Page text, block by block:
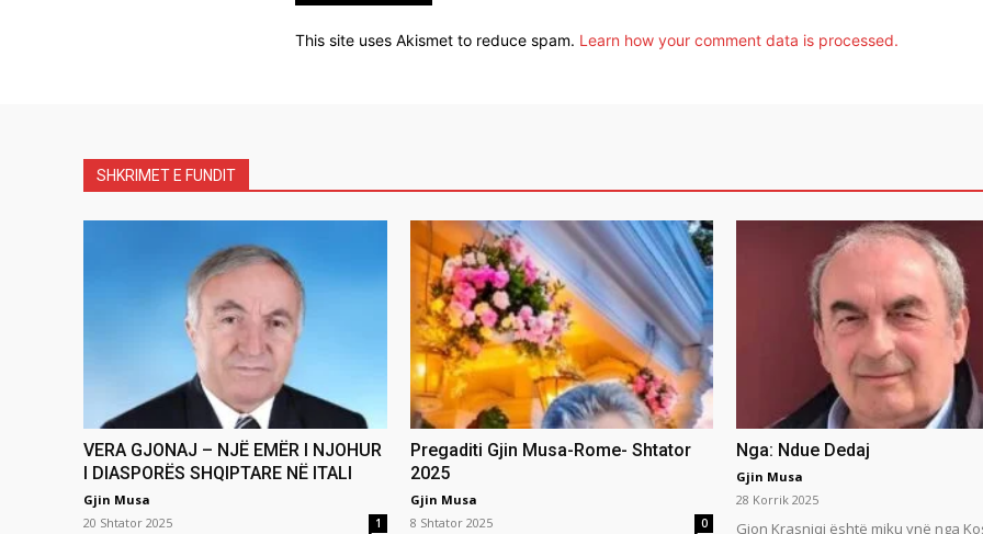
This site uses Akismet to reduce spam. Learn how your comment data is processed.
SHKRIMET E FUNDIT
VERA GJONAJ – NJË EMËR I NJOHUR
I DIASPORËS SHQIPTARE NË ITALI
Gjin Musa
20 Shtator 2025
1
Pregaditi Gjin Musa-Rome- Shtator
2025
Gjin Musa
8 Shtator 2025
0
Nga: Ndue Dedaj
Gjin Musa
28 Korrik 2025
Gjon Krasniqi është miku ynë nga